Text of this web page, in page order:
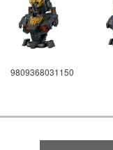
9809368031150